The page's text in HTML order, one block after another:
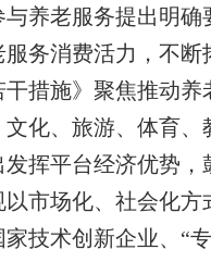
养老服务提出明
务消费活力，不
措施》聚焦推动
化、旅游、体育
挥平台经济优势
市场化、社会化
技术创新企业、“